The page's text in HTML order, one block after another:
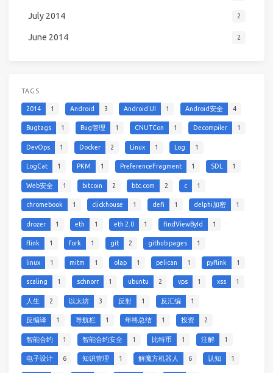
July 2014 2
June 2014 2
TAGS
2014 1 Android 3 Android UI 1 Android安全 4
Bugtags 1 Bug管理 1 CNUTCon 1 Decompiler 1
DevOps 1 Docker 2 Linux 1 Log 1
LogCat 1 PKM 1 PreferenceFragment 1 SDL 1
Web安全 1 bitcoin 2 btc.com 2 c 1
chromebook 1 clickhouse 1 defi 1 delphi加密 1
drozer 1 eth 1 eth 2.0 1 findViewById 1
flink 1 fork 1 git 2 github pages 1
linux 1 mitm 1 olap 1 pelican 1 pyflink 1
scaling 1 schnorr 1 ubuntu 2 vps 1 xss 1
人生 2 以太坊 3 反射 1 反汇编 1
反编译 1 导航栏 1 年终总结 1 投资 2
智能合约 1 智能合约安全 1 比特币 1 注解 1
电子设计 6 知识管理 1 解魔方机器人 6 认知 1